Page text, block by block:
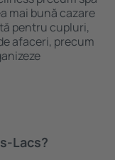
mai bună cazare
pentru cupluri,
afaceri, precum
Lacs?